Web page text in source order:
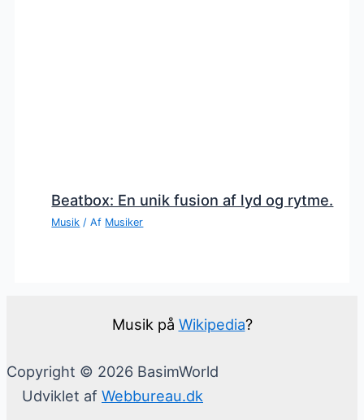
Beatbox: En unik fusion af lyd og rytme.
Musik / Af Musiker
Musik på Wikipedia?
Copyright © 2026 BasimWorld
Udviklet af Webbureau.dk